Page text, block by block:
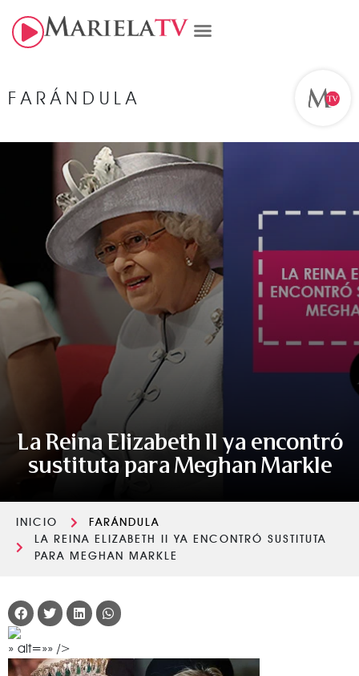
FARÁNDULA
La Reina Elizabeth II ya encontró
sustituta para Meghan Markle
INICIO
FARÁNDULA
LA REINA ELIZABETH II YA ENCONTRÓ SUSTITUTA
PARA MEGHAN MARKLE
» alt=»» />